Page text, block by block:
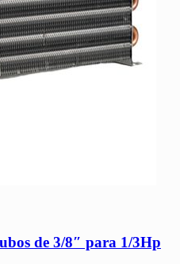
de 3/8″ para 1/3Hp